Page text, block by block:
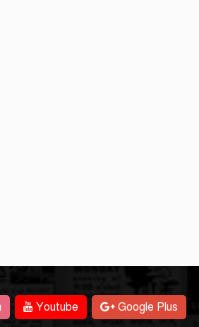
Youtube Google Plus